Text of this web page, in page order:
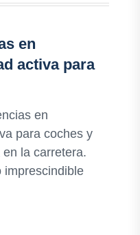
en
activa para
en
para coches y
la carretera.
imprescindible